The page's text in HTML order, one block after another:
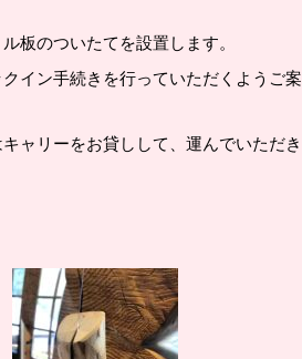
板のついたてを設置します。
イン手続きを行っていただくようご案
ャリーをお貸しして、運んでいただき